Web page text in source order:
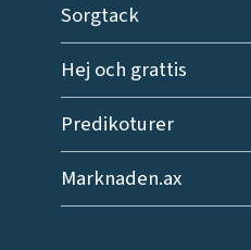
Sorgtack
Hej och grattis
Predikoturer
Marknaden.ax